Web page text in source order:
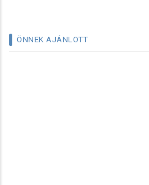
ÖNNEK AJÁNLOTT